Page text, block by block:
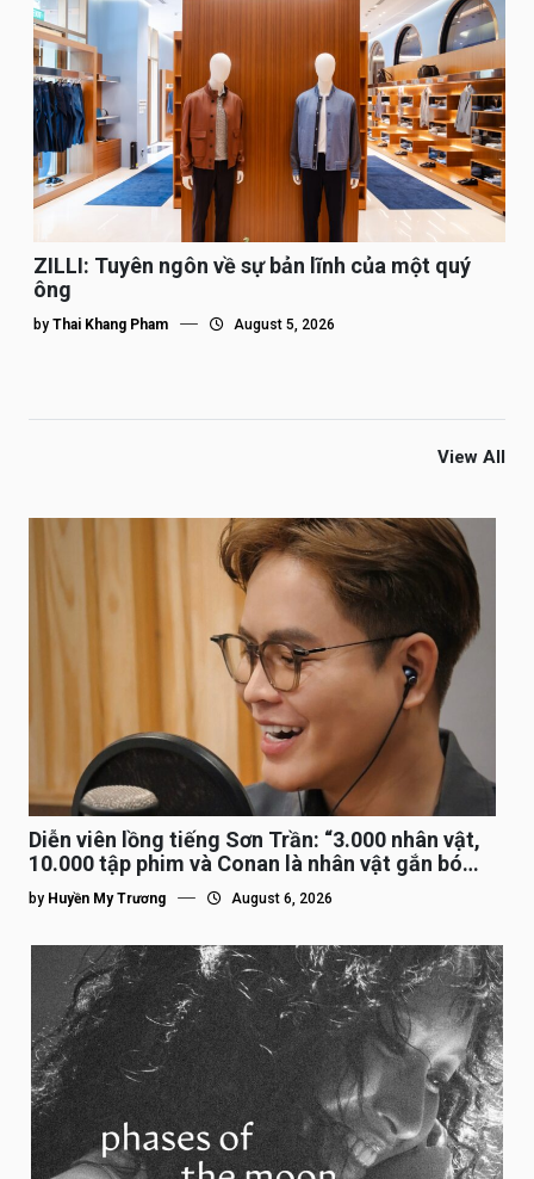
ZILLI: Tuyên ngôn về sự bản lĩnh của một quý
ông
by Thai Khang Pham August 5, 2026
View All
Diễn viên lồng tiếng Sơn Trần: “3.000 nhân vật,
10.000 tập phim và Conan là nhân vật gắn bó
lâu nhất”
by Huyền My Trương August 6, 2026